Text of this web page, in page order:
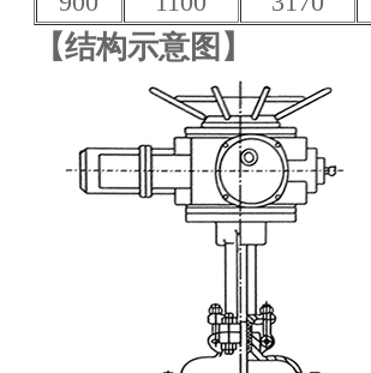
【结构示意图】